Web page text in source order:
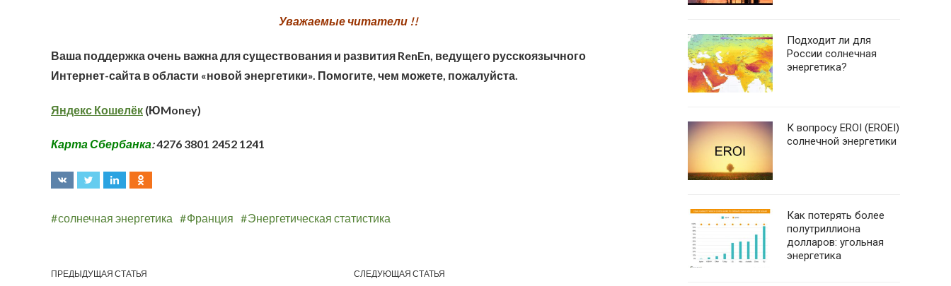
Уважаемые читатели !!
Ваша поддержка очень важна для существования и развития RenEn, ведущего русскоязычного
Интернет-сайта в области «новой энергетики». Помогите, чем можете, пожалуйста.
Яндекс Кошелёк (ЮMoney)
Карта Сбербанка:4276 3801 2452 1241
солнечная энергетика Франция Энергетическая статистика
ПРЕДЫДУЩАЯ СТАТЬЯ СЛЕДУЮЩАЯ СТАТЬЯ
Подходит ли для
России солнечная
энергетика?
К вопросу EROI (EROEI)
солнечной энергетики
Как потерять более
полутриллиона
долларов: угольная
энергетика